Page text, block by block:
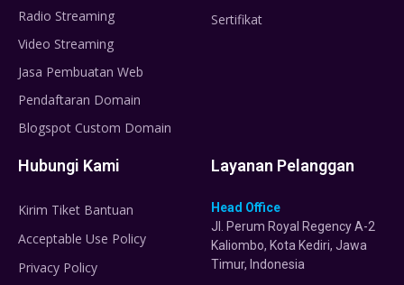
Radio Streaming
Video Streaming
Jasa Pembuatan Web
Pendaftaran Domain
Blogspot Custom Domain
Sertifikat
Hubungi Kami
Kirim Tiket Bantuan
Acceptable Use Policy
Privacy Policy
Layanan Pelanggan
Head Office
Jl. Perum Royal Regency A-2
Kaliombo, Kota Kediri, Jawa
Timur, Indonesia